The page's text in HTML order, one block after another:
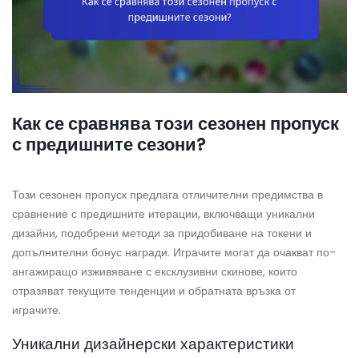
Как се сравнява този сезонен пропуск
с предишните сезони?
Този сезонен пропуск предлага отличителни предимства в
сравнение с предишните итерации, включващи уникални
дизайни, подобрени методи за придобиване на токени и
допълнителни бонус награди. Играчите могат да очакват по-
ангажиращо изживяване с ексклузивни скинове, които
отразяват текущите тенденции и обратната връзка от
играчите.
Уникални дизайнерски характеристики